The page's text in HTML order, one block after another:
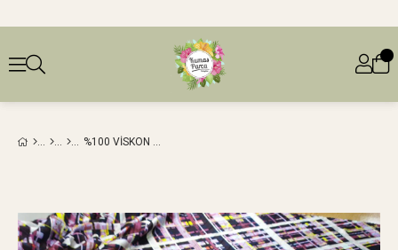
%100 VISKON SATEN BORDO-LACIVERT-PEMBE-LILA, KREM EN: 145 CM